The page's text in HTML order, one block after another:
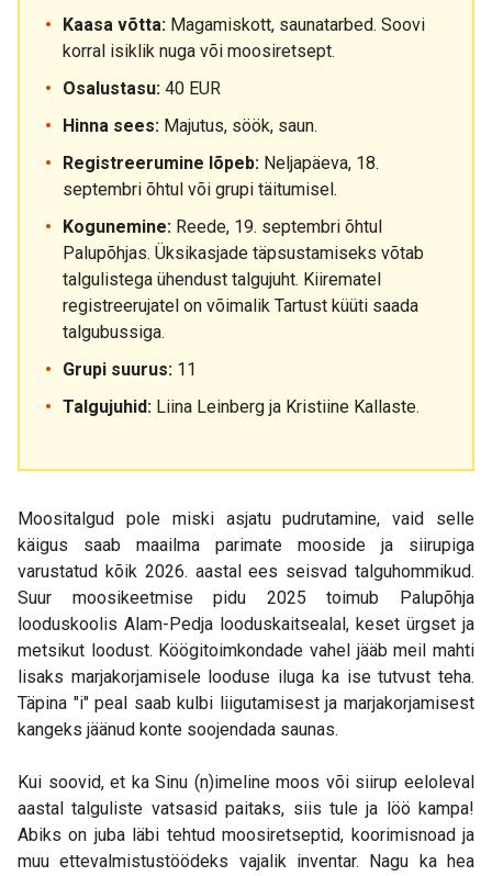
Kaasa võtta: Magamiskott, saunatarbed. Soovi
korral isiklik nuga või moosiretsept.
Osalustasu: 40 EUR
Hinna sees: Majutus, söök, saun.
Registreerumine lõpeb: Neljapäeva, 18.
septembri õhtul või grupi täitumisel.
Kogunemine: Reede, 19. septembri õhtul
Palupõhjas. Üksikasjade täpsustamiseks võtab
talgulistega ühendust talgujuht. Kiirematel
registreerujatel on võimalik Tartust küüti saada
talgubussiga.
Grupi suurus: 11
Talgujuhid: Liina Leinberg ja Kristiine Kallaste.
Moositalgud pole miski asjatu pudrutamine, vaid selle
käigus saab maailma parimate mooside ja siirupiga
varustatud kõik 2026. aastal ees seisvad talguhommikud.
Suur moosikeetmise pidu 2025 toimub Palupõhja
looduskoolis Alam-Pedja looduskaitsealal, keset ürgset ja
metsikut loodust. Köögitoimkondade vahel jääb meil mahti
lisaks marjakorjamisele looduse iluga ka ise tutvust teha.
Täpina "i" peal saab kulbi liigutamisest ja marjakorjamisest
kangeks jäänud konte soojendada saunas.
Kui soovid, et ka Sinu (n)imeline moos või siirup eeloleval
aastal talguliste vatsasid paitaks, siis tule ja löö kampa!
Abiks on juba läbi tehtud moosiretseptid, koorimisnoad ja
muu ettevalmistustöödeks vajalik inventar. Nagu ka hea